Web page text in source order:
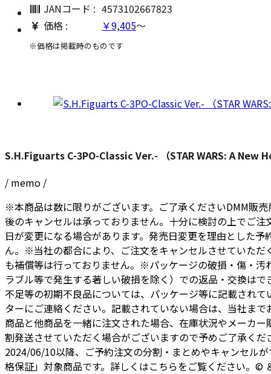
JANコード : 4573102667823
価格 :
￥9,405～
※価格は掲載時のものです
S.H.Figuarts C-3PO-Classic Ver.- （STAR WARS: A New
/ memo /
※本商品は数に限りがございます。ご了承くださいDMM販
後のキャンセルは承っておりません。十分に検討の上でご
日が変更になる場合があります。発売日変更を理由とした
ん。※当社の都合により、ご注文をキャンセルさせていただ
も補償等は行っておりません。※パッケージの破損・傷・汚
ラブル等で発生する著しい破損を除く）での返品・交換は
不足等の初期不良品については、パッケージ等に記載され
ターにご連絡ください。記載されていない場合は、当社ま
商品と他商品を一緒に注文された場合、在庫状況やメーカ
割発送させていただく場合がございますので予めご了承く
2024/06/10以降、ご予約注文の分割・まとめやキャンセル
格保証」対象商品です。詳しくはこちらをご覧ください。©